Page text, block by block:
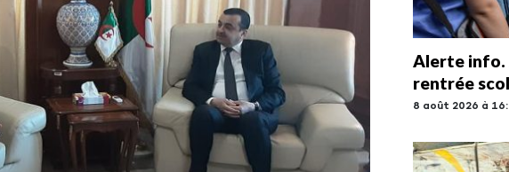
Alerte info.
rentrée
8 août 2026 à